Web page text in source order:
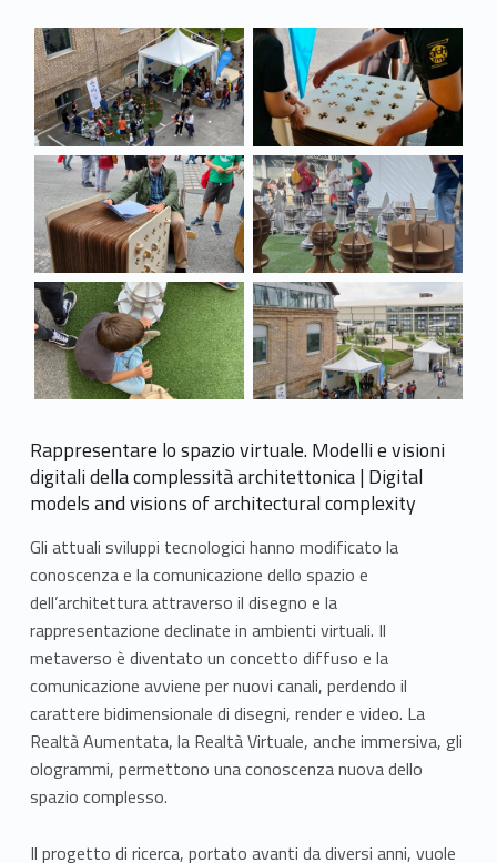
Link identifier #identifier__26157-1
Link identifier #identifier__50570-2
Link identifier #identifier__74336-3 Link identifier #identifier__90644-4
Link identifier #identifier__175615-5 Link identifier #identifier__39087-6
Link identifier #identifier__7564
Rappresentare lo spazio virtuale. Modelli e visioni
digitali della complessità architettonica | Digital
models and visions of architectural complexity
Gli attuali sviluppi tecnologici hanno modificato la
conoscenza e la comunicazione dello spazio e
dell’architettura attraverso il disegno e la
rappresentazione declinate in ambienti virtuali. Il
metaverso è diventato un concetto diffuso e la
comunicazione avviene per nuovi canali, perdendo il
carattere bidimensionale di disegni, render e video. La
Realtà Aumentata, la Realtà Virtuale, anche immersiva, gli
ologrammi, permettono una conoscenza nuova dello
spazio complesso.
Il progetto di ricerca, portato avanti da diversi anni, vuole